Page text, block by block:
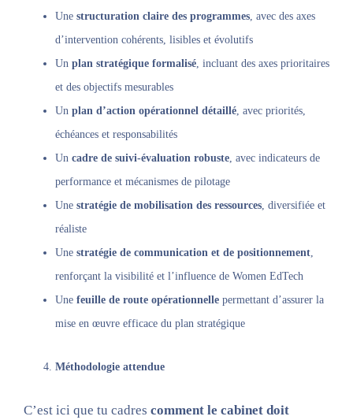
Une structuration claire des programmes, avec des axes
d’intervention cohérents, lisibles et évolutifs
Un plan stratégique formalisé, incluant des axes prioritaires
et des objectifs mesurables
Un plan d’action opérationnel détaillé, avec priorités,
échéances et responsabilités
Un cadre de suivi-évaluation robuste, avec indicateurs de
performance et mécanismes de pilotage
Une stratégie de mobilisation des ressources, diversifiée et
réaliste
Une stratégie de communication et de positionnement,
renforçant la visibilité et l’influence de Women EdTech
Une feuille de route opérationnelle permettant d’assurer la
mise en œuvre efficace du plan stratégique
Méthodologie attendue
C’est ici que tu cadres comment le cabinet doit